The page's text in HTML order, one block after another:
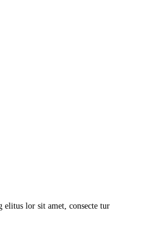
elitus lor sit amet, consecte tur